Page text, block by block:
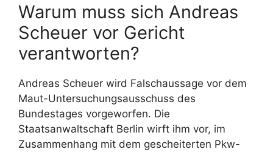
Warum muss sich Andreas
Scheuer vor Gericht
verantworten?
Andreas Scheuer wird Falschaussage vor dem
Maut-Untersuchungsausschuss des
Bundestages vorgeworfen. Die
Staatsanwaltschaft Berlin wirft ihm vor, im
Zusammenhang mit dem gescheiterten Pkw-